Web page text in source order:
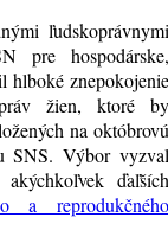
ľudskoprávnymi
pre hospodárske,
hlboké znepokojenie
práv žien, ktoré by
na októbrovú
SNS. Výbor vyzval
ďaľších
a reprodukčného